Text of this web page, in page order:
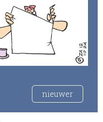
nieuwer